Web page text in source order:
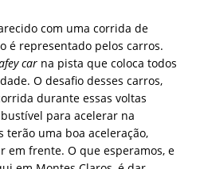
com uma corrida de
é representado pelos carros.
car na pista que coloca todos
O desafio desses carros,
durante essas voltas
para acelerar na
terão uma boa aceleração,
em frente. O que esperamos, e